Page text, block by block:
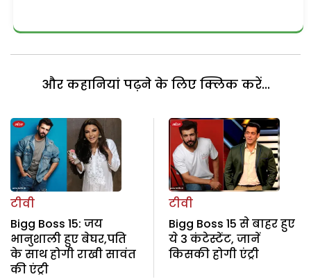
और कहानियां पढ़ने के लिए क्लिक करें...
टीवी
Bigg Boss 15: जय
भानुशाली हुए बेघर,पति
के साथ होगी राखी सावंत
की एंट्री
टीवी
Bigg Boss 15 से बाहर हुए
ये 3 कंटेस्टेंट, जानें
किसकी होगी एंट्री